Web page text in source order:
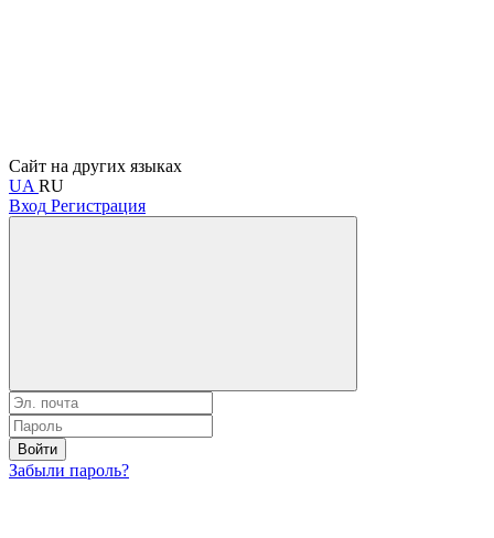
Сайт на других языках
UA RU
Вход Регистрация
Войти
Забыли пароль?